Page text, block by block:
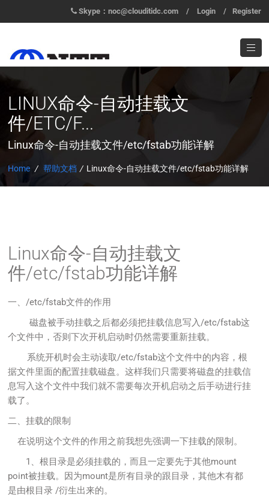
Skype：noc@clouditidc.com / Login / Register
LINUX命令-自动挂载文
件/ETC/F...
Linux命令-自动挂载文件/etc/fstab功能详解
Home / 帮助文档 / Linux命令-自动挂载文件/etc/fstab功能详解
Linux命令-自动挂载文
件/etc/fstab功能详解
一、/etc/fstab文件的作用
磁盘被手动挂载之后都必须把挂载信息写入/etc/fstab这
个文件中，否则下次开机启动时仍然需要重新挂载。
系统开机时会主动读取/etc/fstab这个文件中的内容，根
据文件里面的配置挂载磁盘。这样我们只需要将磁盘的挂载信
息写入这个文件中我们就不需要每次开机启动之后手动进行挂
载了。
二、挂载的限制
在说明这个文件的作用之前我想先强调一下挂载的限制。
1、根目录是必须挂载的，而且一定要先于其他mount
point被挂载。因为mount是所有目录的跟目录，其他木有都
是由根目录 /衍生出来的。